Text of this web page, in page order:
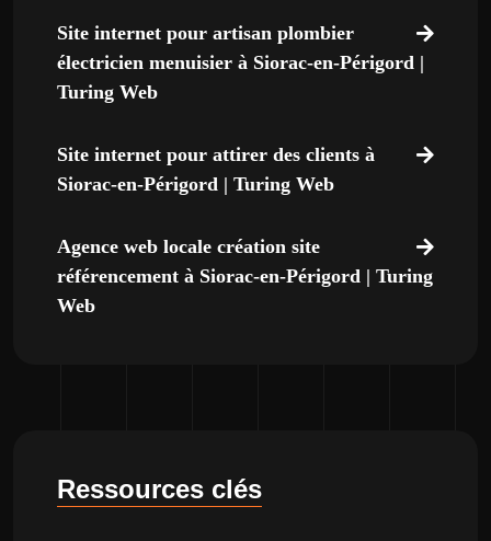
Site internet pour artisan plombier
électricien menuisier à Siorac-en-Périgord |
Turing Web
Site internet pour attirer des clients à
Siorac-en-Périgord | Turing Web
Agence web locale création site
référencement à Siorac-en-Périgord | Turing
Web
Ressources clés